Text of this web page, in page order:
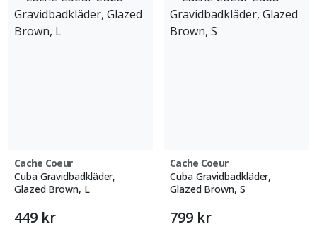
Cache Coeur
Cuba Gravidbadkläder,
Glazed Brown, L
449 kr
Cache Coeur
Cuba Gravidbadkläder,
Glazed Brown, S
799 kr